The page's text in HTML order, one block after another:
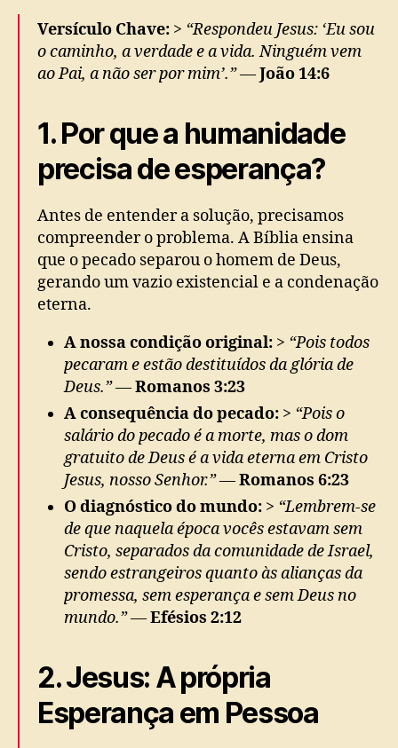
Versículo Chave: > “Respondeu Jesus: ‘Eu sou
o caminho, a verdade e a vida. Ninguém vem
ao Pai, a não ser por mim’.”—João 14:6
1. Por que a humanidade
precisa de esperança?
Antes de entender a solução, precisamos
compreender o problema. A Bíblia ensina
que o pecado separou o homem de Deus,
gerando um vazio existencial e a condenação
eterna.
A nossa condição original: > “Pois todos
pecaram e estão destituídos da glória de
Deus.”—Romanos 3:23
A consequência do pecado: > “Pois o
salário do pecado é a morte, mas o dom
gratuito de Deus é a vida eterna em Cristo
Jesus, nosso Senhor.”—Romanos 6:23
O diagnóstico do mundo: > “Lembrem-se
de que naquela época vocês estavam sem
Cristo, separados da comunidade de Israel,
sendo estrangeiros quanto às alianças da
promessa, sem esperança e sem Deus no
mundo.”—Efésios 2:12
2. Jesus: A própria
Esperança em Pessoa